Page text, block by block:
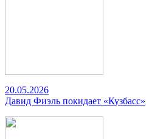
20.05.2026
Давид Фиэль покидает «Кузбасс»